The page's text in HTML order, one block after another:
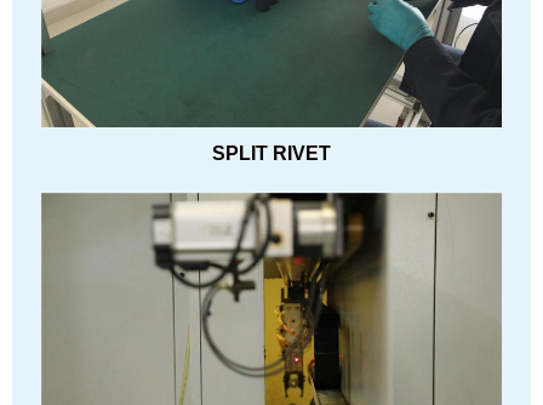
SPLIT RIVET